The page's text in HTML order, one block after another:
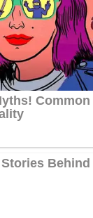
dari tarikh
2024
terdiri daripada
orang
61 tahun,”
persundalan
dalam
sama ada